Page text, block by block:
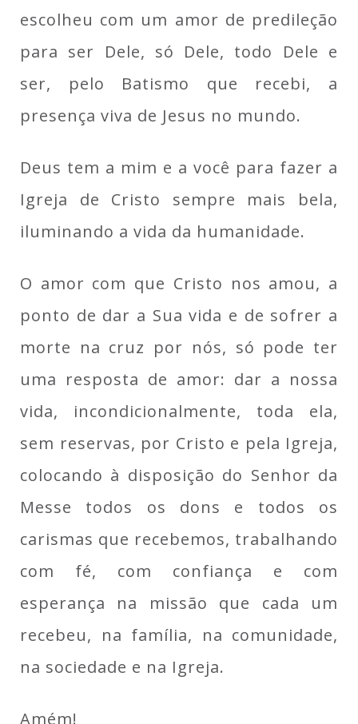
escolheu com um amor de predileção
para ser Dele, só Dele, todo Dele e
ser, pelo Batismo que recebi, a
presença viva de Jesus no mundo.
Deus tem a mim e a você para fazer a
Igreja de Cristo sempre mais bela,
iluminando a vida da humanidade.
O amor com que Cristo nos amou, a
ponto de dar a Sua vida e de sofrer a
morte na cruz por nós, só pode ter
uma resposta de amor: dar a nossa
vida, incondicionalmente, toda ela,
sem reservas, por Cristo e pela Igreja,
colocando à disposição do Senhor da
Messe todos os dons e todos os
carismas que recebemos, trabalhando
com fé, com confiança e com
esperança na missão que cada um
recebeu, na família, na comunidade,
na sociedade e na Igreja.
Amém!